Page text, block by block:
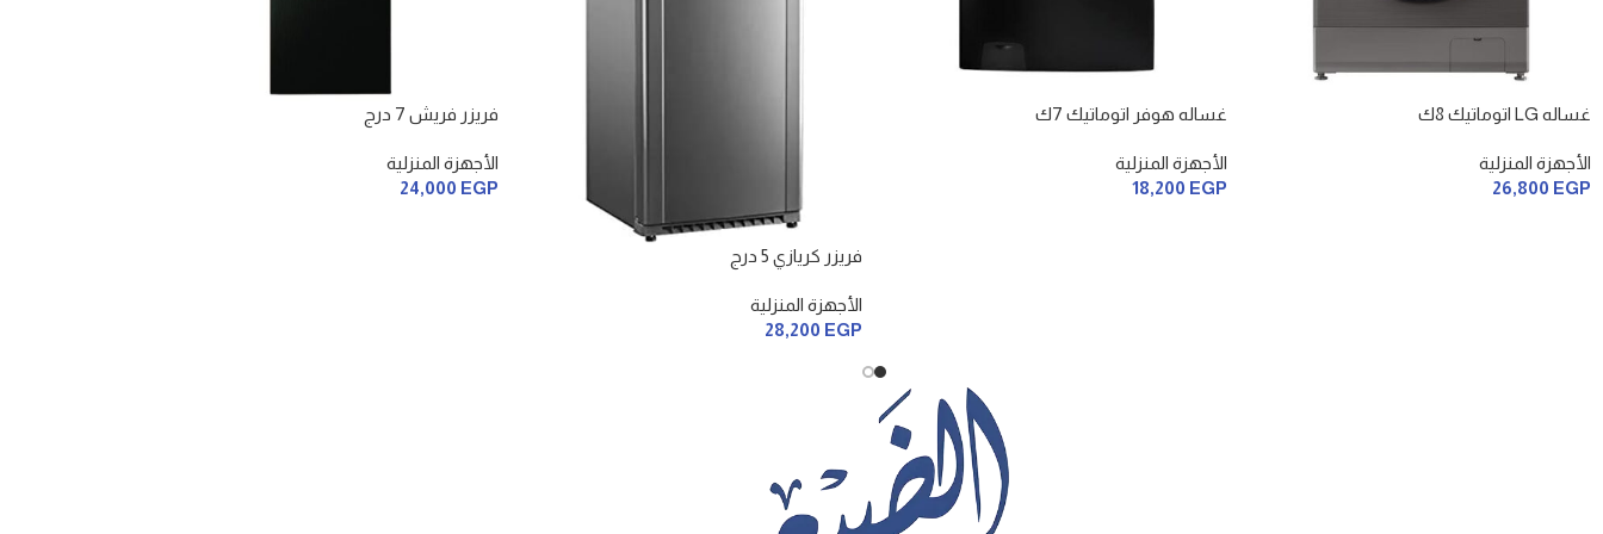
غساله LG اتوماتيك 8ك
الأجهزة المنزلية
26,800 EGP
غساله هوفر اتوماتيك 7ك
الأجهزة المنزلية
18,200 EGP
فريزر كريازي 5 درج
الأجهزة المنزلية
28,200 EGP
فريزر فريش 7 درج
الأجهزة المنزلية
24,000 EGP